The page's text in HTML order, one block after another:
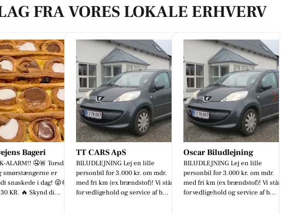
FRA VORES LOKALE ERHVERV
Bageri
ALARM!! 🤤🚨 Torsdag
smørstængerne er
snaskede i dag! 😜🥐
KR. 🔥 Skynd di...
TT CARS ApS
BILUDLEJNING Lej en lille
personbil for 3.000 kr. om mdr.
med fri km (ex brændstof)! Vi står
for vedligehold og service af b...
Oscar Biludlejning
BILUDLEJNING Lej en lille
personbil for 3.000 kr. om mdr.
med fri km (ex brændstof)! Vi står
for vedligehold og service af b...